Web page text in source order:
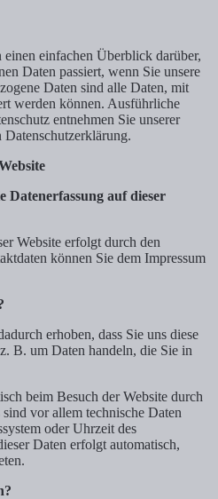
einfachen Überblick darüber,
Daten passiert, wenn Sie unsere
Daten sind alle Daten, mit
werden können. Ausführliche
entnehmen Sie unserer
auf dieser
Website erfolgt durch den
können Sie dem Impressum
erhoben, dass Sie uns diese
B. um Daten handeln, die Sie in
beim Besuch der Website durch
vor allem technische Daten
oder Uhrzeit des
Daten erfolgt automatisch,